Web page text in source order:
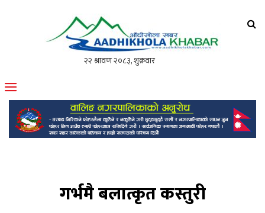
मोफसलकै लोकप्रिय अनलाइन पत्रिका
गर्भमै बलात्कृत कस्तुरी